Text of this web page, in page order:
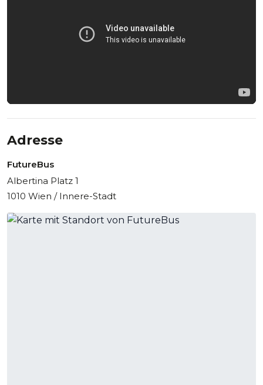
Augen zu sehen. Ein wahrlich einmaliges Erlebnis!
Adresse
FutureBus
Albertina Platz 1
1010 Wien / Innere-Stadt